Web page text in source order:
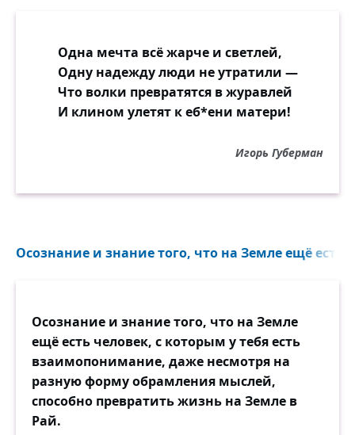
Одна мечта всё жарче и светлей,
Одну надежду люди не утратили —
Что волки превратятся в журавлей
И клином улетят к еб*ени матери!
Игорь Губерман
Осознание и знание того, что на Земле ещё есть
Осознание и знание того, что на Земле
ещё есть человек, с которым у тебя есть
взаимопонимание, даже несмотря на
разную форму обрамления мыслей,
способно превратить жизнь на Земле в
Рай.